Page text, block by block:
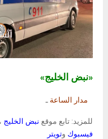
«نبض الخليج»
مدار الساعةـ
للمزيد: تابع موقع نبض الخليج
فيسبوك وتويتر